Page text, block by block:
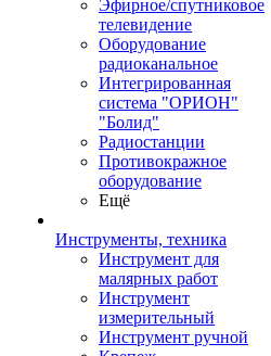
Эфирное/спутниковое
телевидение
Оборудование
радиоканальное
Интегрированная
система "ОРИОН"
"Болид"
Радиостанции
Противокражное
оборудование
Ещё
Инструменты, техника
Инструмент для
малярных работ
Инструмент
измерительный
Инструмент ручной